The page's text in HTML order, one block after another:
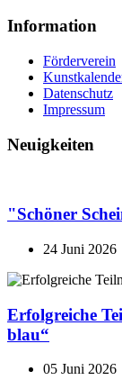
Information
Förderverein
Datenschutz
Impressum
Neuigkeiten
"Schöner
24 Juni 2026
Erfolgreiche
blau“
05 Juni 2026